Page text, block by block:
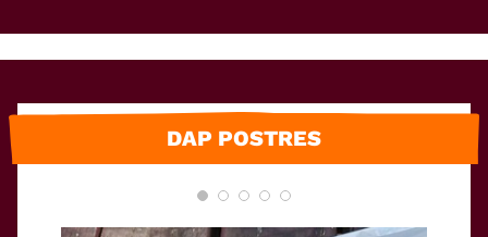
DAP POSTRES